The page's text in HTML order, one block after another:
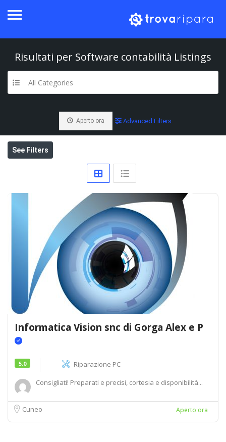
Risultati per Software contabilità Listings
All Categories
Aperto ora Advanced Filters
See Filters
Informatica Vision snc di Gorga Alex e P
5.0
Riparazione PC
Consigliati! Preparati e precisi, cortesia e disponibilità...
Cuneo Aperto ora